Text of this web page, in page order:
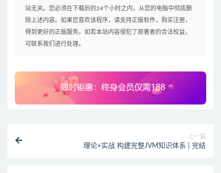
站无关。您必须在下载后的24个小时之内，从您的电脑中彻底删
除上述内容。如果您喜欢该程序，请支持正版软件，购买注册，
得到更好的正版服务。如若本站内容侵犯了原著者的合法权益，
可联系我们进行处理。
上一篇
理论+实战 构建完整JVM知识体系 | 完结